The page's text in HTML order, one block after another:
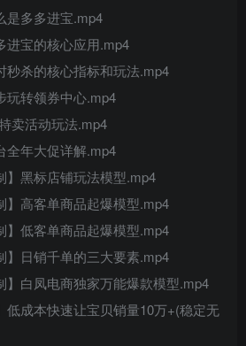
是多多进宝.mp4
进宝的核心应用.mp4
秒杀的核心指标和玩法.mp4
玩转领券中心.mp4
卖活动玩法.mp4
全年大促详解.mp4
】黑标店铺玩法模型.mp4
】高客单商品起爆模型.mp4
】低客单商品起爆模型.mp4
】日销千单的三大要素.mp4
】白凤电商独家万能爆款模型.mp4
低成本快速让宝贝销量10万+(稳定无